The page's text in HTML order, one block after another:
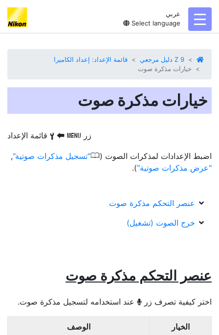
عربي
Select language
Z 9 دليل مرجعي
قائمة الإعداد: إعداد الكاميرا
خيارات مذكرة صوت
خيارات مذكرة صوت
زر G
S
B قائمة الإعداد
اضبط الإعدادات لمذكرات الصوت (
0 تسجيل مذكرات صوتية ,
عرض مذكرات صوتية ).
عنصر التحكم مذكرة صوت
خرج الصوت (تشغيل)
عنصر التحكم مذكرة صوت
اختر كيفية تصرف زر b عند استخدامه لتسجيل مذكرة صوت.
الخيار الوصف